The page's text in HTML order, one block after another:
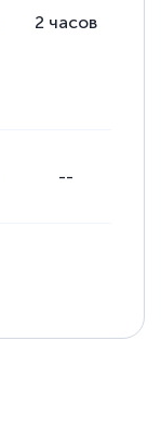
2 часов
--